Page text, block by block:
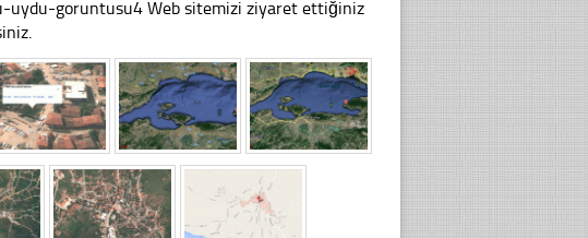
uydu-goruntusu4 Web sitemizi ziyaret ettiğiniz